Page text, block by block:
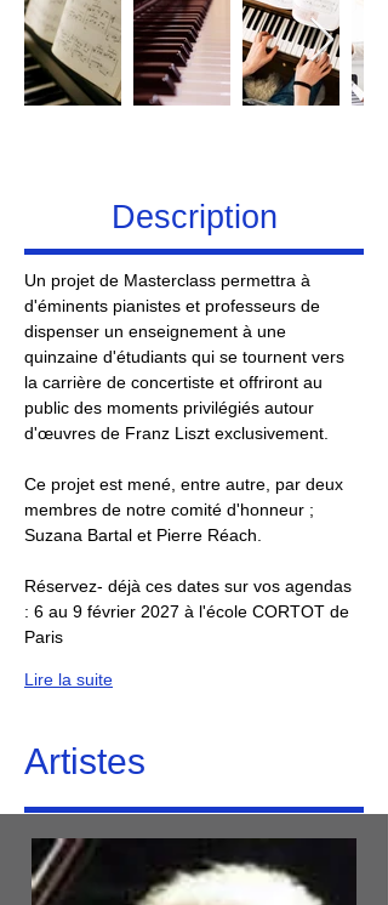
Description
Un projet de Masterclass permettra à
d'éminents pianistes et professeurs de
dispenser un enseignement à une
quinzaine d'étudiants qui se tournent vers
la carrière de concertiste et offriront au
public des moments privilégiés autour
d'œuvres de Franz Liszt exclusivement.
Ce projet est mené, entre autre, par deux
membres de notre comité d'honneur ;
Suzana Bartal et Pierre Réach.
Réservez- déjà ces dates sur vos agendas
: 6 au 9 février 2027 à l'école CORTOT de
Paris
Lire la suite
Artistes